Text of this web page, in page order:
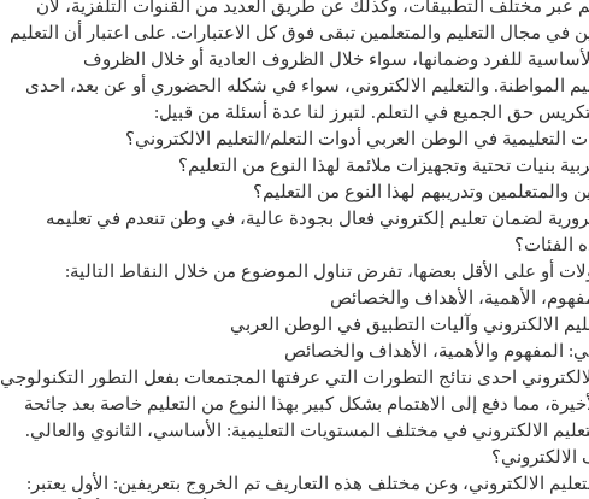
عبر مختلف التطبيقات، وكذلك عن طريق العديد من القنوات التلفزية، لأن
في مجال التعليم والمتعلمين تبقى فوق كل الاعتبارات. على اعتبار أن التعليم
للفرد وضمانها، سواء خلال الظروف العادية أو خلال الظروف
المواطنة. والتعليم الالكتروني، سواء في شكله الحضوري أو عن بعد، احدى
حق الجميع في التعلم. لتبرز لنا عدة أسئلة من قبيل:
في الوطن العربي أدوات التعلم/التعليم الالكتروني؟
بنيات تحتية وتجهيزات ملائمة لهذا النوع من التعليم؟
والمتعلمين وتدريبهم لهذا النوع من التعليم؟
لضمان تعليم إلكتروني فعال بجودة عالية، في وطن تنعدم في تعليمه
الفئات؟
أو على الأقل بعضها، تفرض تناول الموضوع من خلال النقاط التالية:
الأهمية، الأهداف والخصائص
الالكتروني وآليات التطبيق في الوطن العربي
المفهوم والأهمية، الأهداف والخصائص
الالكتروني احدى نتائج التطورات التي عرفتها المجتمعات بفعل التطور التكنولوجي
مما دفع إلى الاهتمام بشكل كبير بهذا النوع من التعليم خاصة بعد جائحة
الالكتروني في مختلف المستويات التعليمية: الأساسي، الثانوي والعالي.
الالكتروني؟
الالكتروني، وعن مختلف هذه التعاريف تم الخروج بتعريفين: الأول يعتبر: